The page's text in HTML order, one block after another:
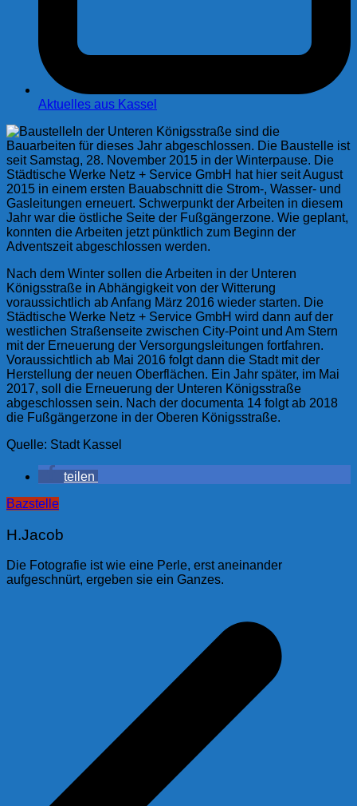
Aktuelles aus Kassel
In der Unteren Königsstraße sind die
Bauarbeiten für dieses Jahr abgeschlossen. Die Baustelle ist
seit Samstag, 28. November 2015 in der Winterpause. Die
Städtische Werke Netz + Service GmbH hat hier seit August
2015 in einem ersten Bauabschnitt die Strom-, Wasser- und
Gasleitungen erneuert. Schwerpunkt der Arbeiten in diesem
Jahr war die östliche Seite der Fußgängerzone. Wie geplant,
konnten die Arbeiten jetzt pünktlich zum Beginn der
Adventszeit abgeschlossen werden.
Nach dem Winter sollen die Arbeiten in der Unteren
Königsstraße in Abhängigkeit von der Witterung
voraussichtlich ab Anfang März 2016 wieder starten. Die
Städtische Werke Netz + Service GmbH wird dann auf der
westlichen Straßenseite zwischen City-Point und Am Stern
mit der Erneuerung der Versorgungsleitungen fortfahren.
Voraussichtlich ab Mai 2016 folgt dann die Stadt mit der
Herstellung der neuen Oberflächen. Ein Jahr später, im Mai
2017, soll die Erneuerung der Unteren Königsstraße
abgeschlossen sein. Nach der documenta 14 folgt ab 2018
die Fußgängerzone in der Oberen Königsstraße.
Quelle: Stadt Kassel
teilen
Bazstelle
H.Jacob
Die Fotografie ist wie eine Perle, erst aneinander
aufgeschnürt, ergeben sie ein Ganzes.